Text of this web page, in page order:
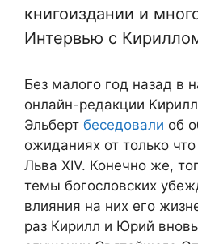
книгоиздании и
Интервью с
Без малого год назад в
онлайн-редакции
Эльберт беседовали об
ожиданиях от только
Льва XIV. Конечно же,
темы богословских
влияния на них его
раз Кирилл и Юрий